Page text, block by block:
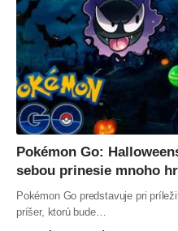
Pokémon Go:
sebou prinesie mnoho
Pokémon Go predstavuje pri
príšer, ktorú bude…